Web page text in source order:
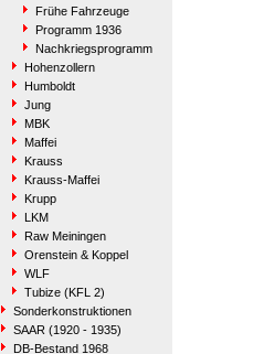
Frühe Fahrzeuge
Programm 1936
Nachkriegsprogramm
Hohenzollern
Humboldt
Jung
MBK
Maffei
Krauss
Krauss-Maffei
Krupp
LKM
Raw Meiningen
Orenstein & Koppel
WLF
Tubize (KFL 2)
Sonderkonstruktionen
SAAR (1920 - 1935)
DB-Bestand 1968